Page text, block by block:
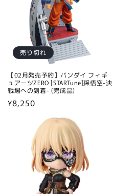
売り切れ
【02月発売予約】バンダイ フィギ
ュアーツZERO [STARTune]孫悟空-決
戦場への到着- (完成品)
通
¥8,250